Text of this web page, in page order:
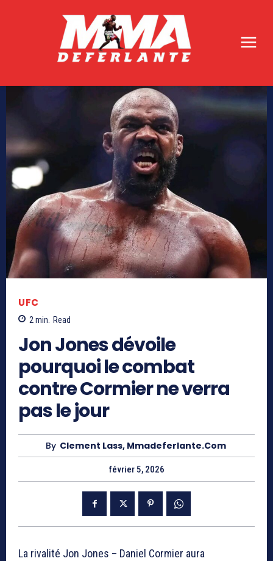
UFC
2min. Read
Jon Jones dévoile
pourquoi le combat
contre Cormier ne verra
pas le jour
By Clement Lass, Mmadeferlante.com
février 5, 2026
La rivalité Jon Jones – Daniel Cormier aura